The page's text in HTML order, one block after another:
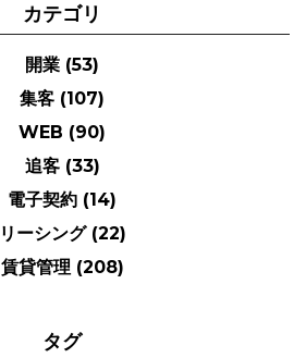
カテゴリ
開業 (53)
集客 (107)
WEB (90)
追客 (33)
電子契約 (14)
リーシング (22)
賃貸管理 (208)
タグ